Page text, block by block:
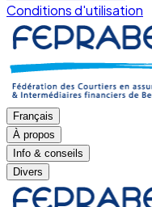
Conditions d'utilisation
Français
À propos
Info & conseils
Divers